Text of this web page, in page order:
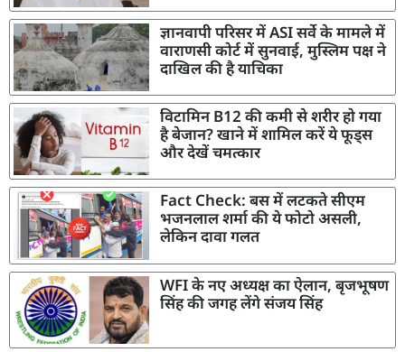
ज्ञानवापी परिसर में ASI सर्वे के मामले में
वाराणसी कोर्ट में सुनवाई, मुस्लिम पक्ष ने
दाखिल की है याचिका
विटामिन B12 की कमी से शरीर हो गया
है बेजान? खाने में शामिल करें ये फूड्स
और देखें चमत्कार
Fact Check: बस में लटकते सीएम
भजनलाल शर्मा की ये फोटो असली,
लेकिन दावा गलत
WFI के नए अध्यक्ष का ऐलान, बृजभूषण
सिंह की जगह लेंगे संजय सिंह